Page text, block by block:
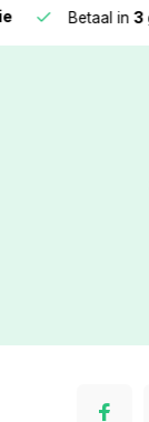
Betaal in3